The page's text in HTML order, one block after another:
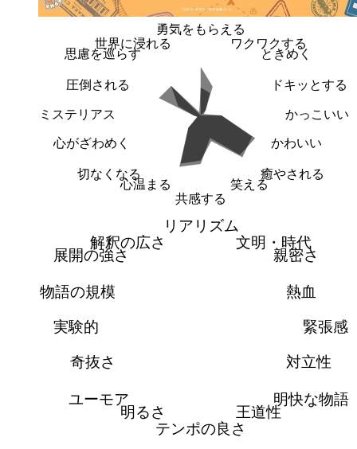
勇気をもらえる
ワクワクする
ときめく
ドキッとする
かっこいい
かわいい
癒やされる
笑える
共感する
心温まる
切なくなる
心がざわめく
ミステリアス
圧倒される
思慮を巡らす
世界に浸れる
リアリズム
文明・時代
親密さ
熱血
緊張感
対立性
明快な物語
王道性
テンポの良さ
明るさ
ユーモア
奇抜さ
実験的
物語の規模
展開の強さ
解釈の広さ